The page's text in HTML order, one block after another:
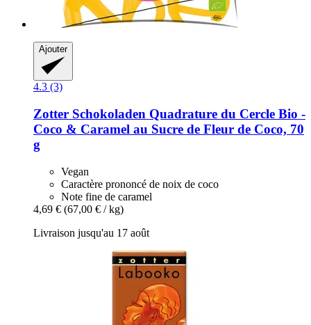
Ajouter
4.3 (3)
Zotter Schokoladen Quadrature du Cercle Bio -​
Coco & Caramel au Sucre de Fleur de Coco, 70
g
Vegan
Caractère prononcé de noix de coco
Note fine de caramel
4,69 € (67,00 € / kg)
Livraison jusqu'au 17 août